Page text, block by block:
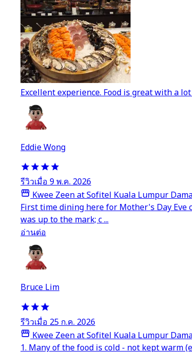
Excellent experience. Food is great with a
Eddie Wong
รีวิวเมื่อ 9 พ.ค. 2026
Kwee Zeen at Sofitel Kuala Lumpur
First time dining here for Mother's Day Eve
was up to the mark; c ...
อ่านต่อ
Bruce Lim
รีวิวเมื่อ 25 ก.ค. 2026
Kwee Zeen at Sofitel Kuala Lumpur
1. Many of the food is cold - not kept warm